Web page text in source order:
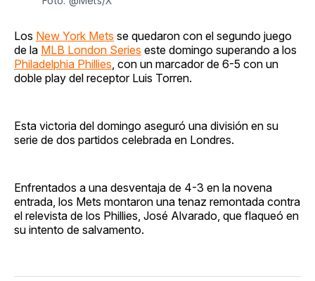
Los New York Mets se quedaron con el segundo juego
de la MLB London Series este domingo superando a los
Philadelphia Phillies , con un marcador de 6-5 con un
doble play del receptor Luis Torren.
Esta victoria del domingo aseguró una división en su
serie de dos partidos celebrada en Londres.
Enfrentados a una desventaja de 4-3 en la novena
entrada, los Mets montaron una tenaz remontada contra
el relevista de los Phillies, José Alvarado, que flaqueó en
su intento de salvamento.